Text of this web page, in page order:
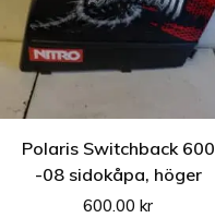
Polaris Switchback 600
-08 sidokåpa, höger
600.00kr